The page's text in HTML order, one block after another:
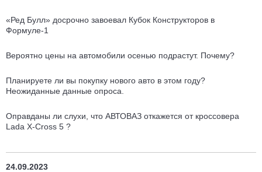
«Ред Булл» досрочно завоевал Кубок Конструкторов в
Формуле-1
Вероятно цены на автомобили осенью подрастут. Почему?
Планируете ли вы покупку нового авто в этом году?
Неожиданные данные опроса.
Оправданы ли слухи, что АВТОВАЗ откажется от кроссовера
Lada X-Cross 5 ?
24.09.2023